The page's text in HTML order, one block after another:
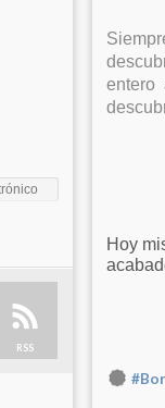
RSS
entero
Hoy